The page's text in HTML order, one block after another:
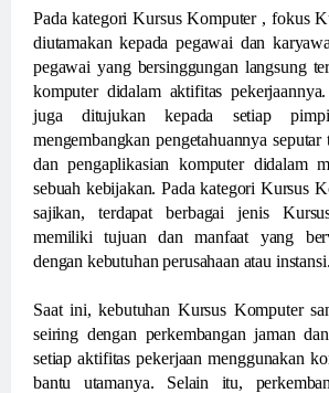
Pada kategori Kursus Komputer , fokus
diutamakan kepada pegawai dan
pegawai yang bersinggungan langsung
komputer didalam aktifitas
juga ditujukan kepada setiap
mengembangkan pengetahuannya
dan pengaplikasian komputer didalam
sebuah kebijakan. Pada kategori Kursus
sajikan, terdapat berbagai jenis
memiliki tujuan dan manfaat yang
dengan kebutuhan perusahaan atau instansi.
Saat ini, kebutuhan Kursus Komputer
seiring dengan perkembangan jaman
setiap aktifitas pekerjaan menggunakan
bantu utamanya. Selain itu,